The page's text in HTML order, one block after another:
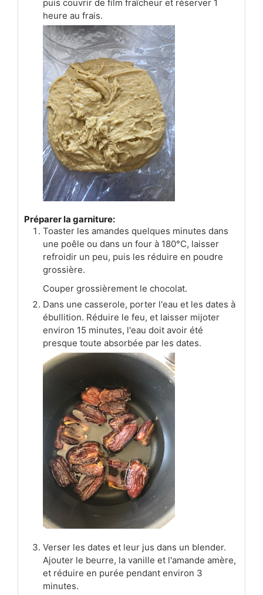
puis couvrir de film fraîcheur et réserver 1
heure au frais.
Préparer la garniture:
Toaster les amandes quelques minutes dans
une poêle ou dans un four à 180°C, laisser
refroidir un peu, puis les réduire en poudre
grossière.
Couper grossièrement le chocolat.
Dans une casserole, porter l'eau et les dates à
ébullition. Réduire le feu, et laisser mijoter
environ 15 minutes, l'eau doit avoir été
presque toute absorbée par les dates.
Verser les dates et leur jus dans un blender.
Ajouter le beurre, la vanille et l'amande amère,
et réduire en purée pendant environ 3
minutes.